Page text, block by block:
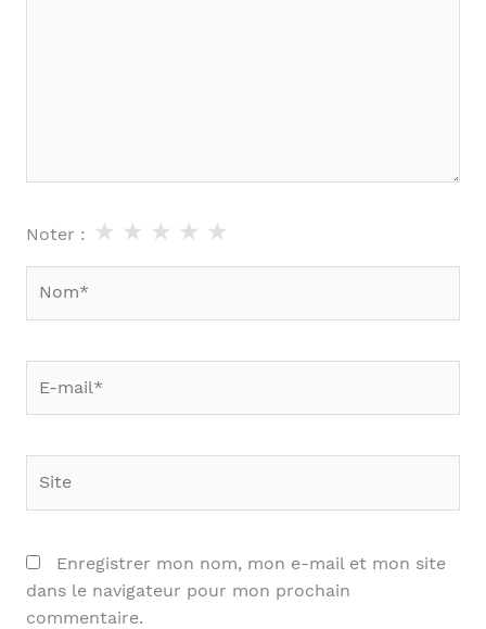
Noter : ★
★
★
★
★
mail*
Enregistrer mon nom, mon e-mail et mon site
dans le navigateur pour mon prochain
commentaire.